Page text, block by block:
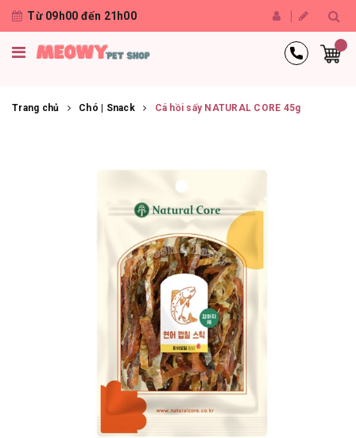
Từ 09h00 đến 21h00
Trang chủ Chó | Snack Cá hồi sấy NATURAL CORE 45g